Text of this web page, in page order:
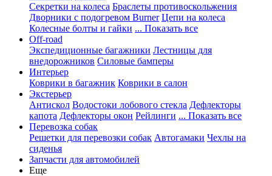
Секретки на колеса Браслеты противоскольжения
Дворники с подогревом Burner Цепи на колеса
Колесные болты и гайки ... Показать все
Off-road
Экспедиционные багажники Лестницы для
внедорожников Силовые бамперы
Интерьер
Коврики в багажник Коврики в салон
Экстерьер
Антискол Водостоки лобового стекла Дефлекторы
капота Дефлекторы окон Рейлинги ... Показать все
Перевозка собак
Решетки для перевозки собак Автогамаки Чехлы на
сиденья
Запчасти для автомобилей
Еще